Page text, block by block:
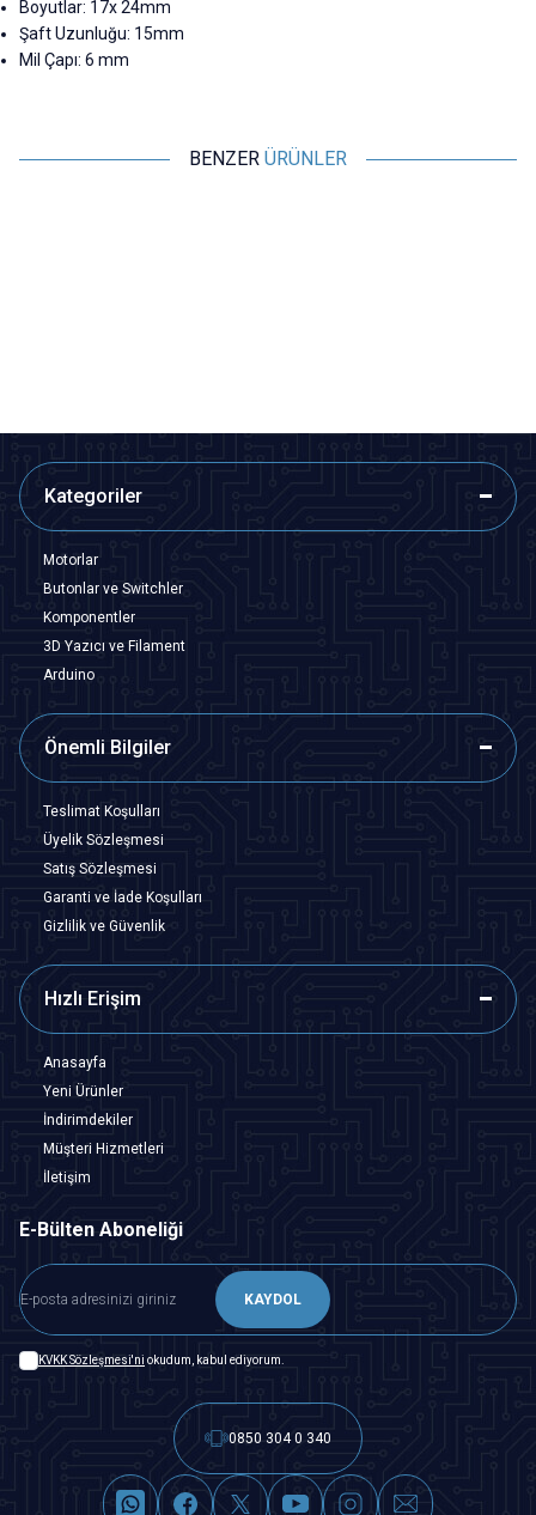
Boyutlar: 17x 24mm
Şaft Uzunluğu: 15mm
Mil Çapı: 6 mm
BENZER ÜRÜNLER
Kategoriler
Motorlar
Butonlar ve Switchler
Komponentler
3D Yazıcı ve Filament
Arduino
Önemli Bilgiler
Teslimat Koşulları
Üyelik Sözleşmesi
Satış Sözleşmesi
Garanti ve İade Koşulları
Gizlilik ve Güvenlik
Hızlı Erişim
Anasayfa
Yeni Ürünler
İndirimdekiler
Müşteri Hizmetleri
İletişim
E-Bülten Aboneliği
KAYDOL
KVKK Sözleşmesi'ni okudum, kabul ediyorum.
0850 304 0 340